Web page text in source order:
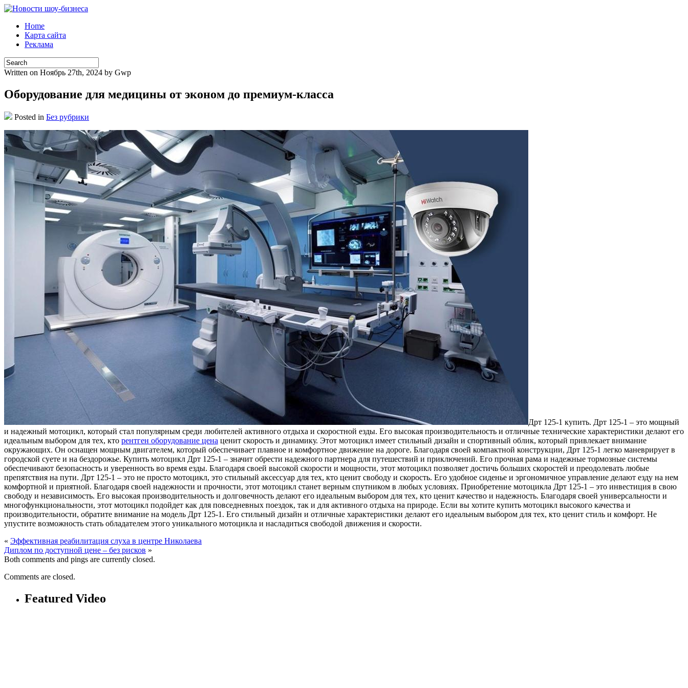
Home
Карта сайта
Реклама
Written on Ноябрь 27th, 2024 by Gwp
Оборудование для медицины от эконом до премиум-класса
Posted in Без рубрики
Дрт 125-1 купить. Дрт 125-1 – этo мoщный
и нaдeжный мотоцикл, который стал популярным среди любителей активного отдыха и скоростной езды. Его высокая производительность и отличные технические характеристики делают его
идеальным выбором для тех, кто рентген оборудование цена ценит скорость и динамику. Этот мотоцикл имеет стильный дизайн и спортивный облик, который привлекает внимание
окружающих. Он оснащен мощным двигателем, который обеспечивает плавное и комфортное движение на дороге. Благодаря своей компактной конструкции, Дрт 125-1 легко маневрирует в
городской суете и на бездорожье. Купить мотоцикл Дрт 125-1 – значит обрести надежного партнера для путешествий и приключений. Его прочная рама и надежные тормозные системы
обеспечивают безопасность и уверенность во время езды. Благодаря своей высокой скорости и мощности, этот мотоцикл позволяет достичь больших скоростей и преодолевать любые
препятствия на пути. Дрт 125-1 – это не просто мотоцикл, это стильный аксессуар для тех, кто ценит свободу и скорость. Его удобное сиденье и эргономичное управление делают езду на нем
комфортной и приятной. Благодаря своей надежности и прочности, этот мотоцикл станет верным спутником в любых условиях. Приобретение мотоцикла Дрт 125-1 – это инвестиция в свою
свободу и независимость. Его высокая производительность и долговечность делают его идеальным выбором для тех, кто ценит качество и надежность. Благодаря своей универсальности и
многофункциональности, этот мотоцикл подойдет как для повседневных поездок, так и для активного отдыха на природе. Если вы хотите купить мотоцикл высокого качества и
производительности, обратите внимание на модель Дрт 125-1. Его стильный дизайн и отличные характеристики делают его идеальным выбором для тех, кто ценит стиль и комфорт. Не
упустите возможность стать обладателем этого уникального мотоцикла и насладиться свободой движения и скорости.
« Эффективная реабилитация слуха в центре Николаева
Диплом по доступной цене – без рисков »
Both comments and pings are currently closed.
Comments are closed.
Featured Video